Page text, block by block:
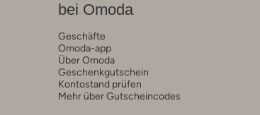
bei Omoda
Geschäfte
Omoda-app
Über Omoda
Geschenkgutschein
Kontostand prüfen
Mehr über Gutscheincodes